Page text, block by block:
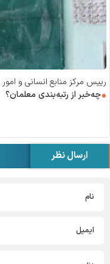
رییس مرکز منابع انسانی و
چه‌خبر از رتبه‌بندی معلمان؟
ارسال نظر